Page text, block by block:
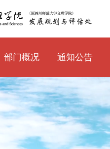
部门概况 通知公告